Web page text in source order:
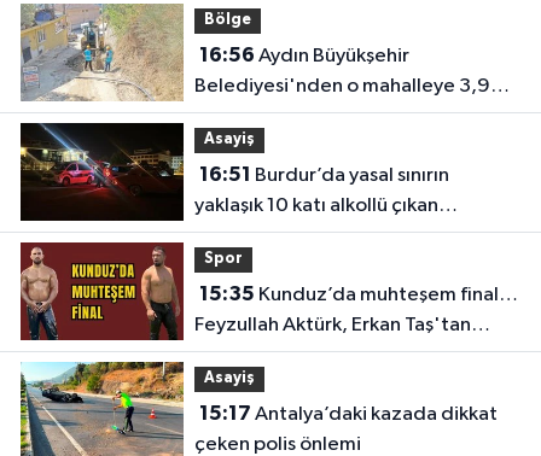
Bölge
16:56
Belediyesi'nden o mahalleye 3,9
milyon TL’lik yatırım
Asayiş
16:51
yaklaşık 10 katı alkollü çıkan
sürücüye büyük ceza
Spor
15:35
Feyzullah Aktürk, Erkan Taş'tan
Kırkpınar'ın rövanşını aldı
Asayiş
15:17
çeken polis önlemi